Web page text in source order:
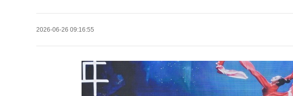
2026-06-26 09:16:55